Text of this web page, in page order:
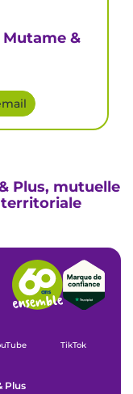
Mutame &
Plus, mutuelle
TikTok
Plus